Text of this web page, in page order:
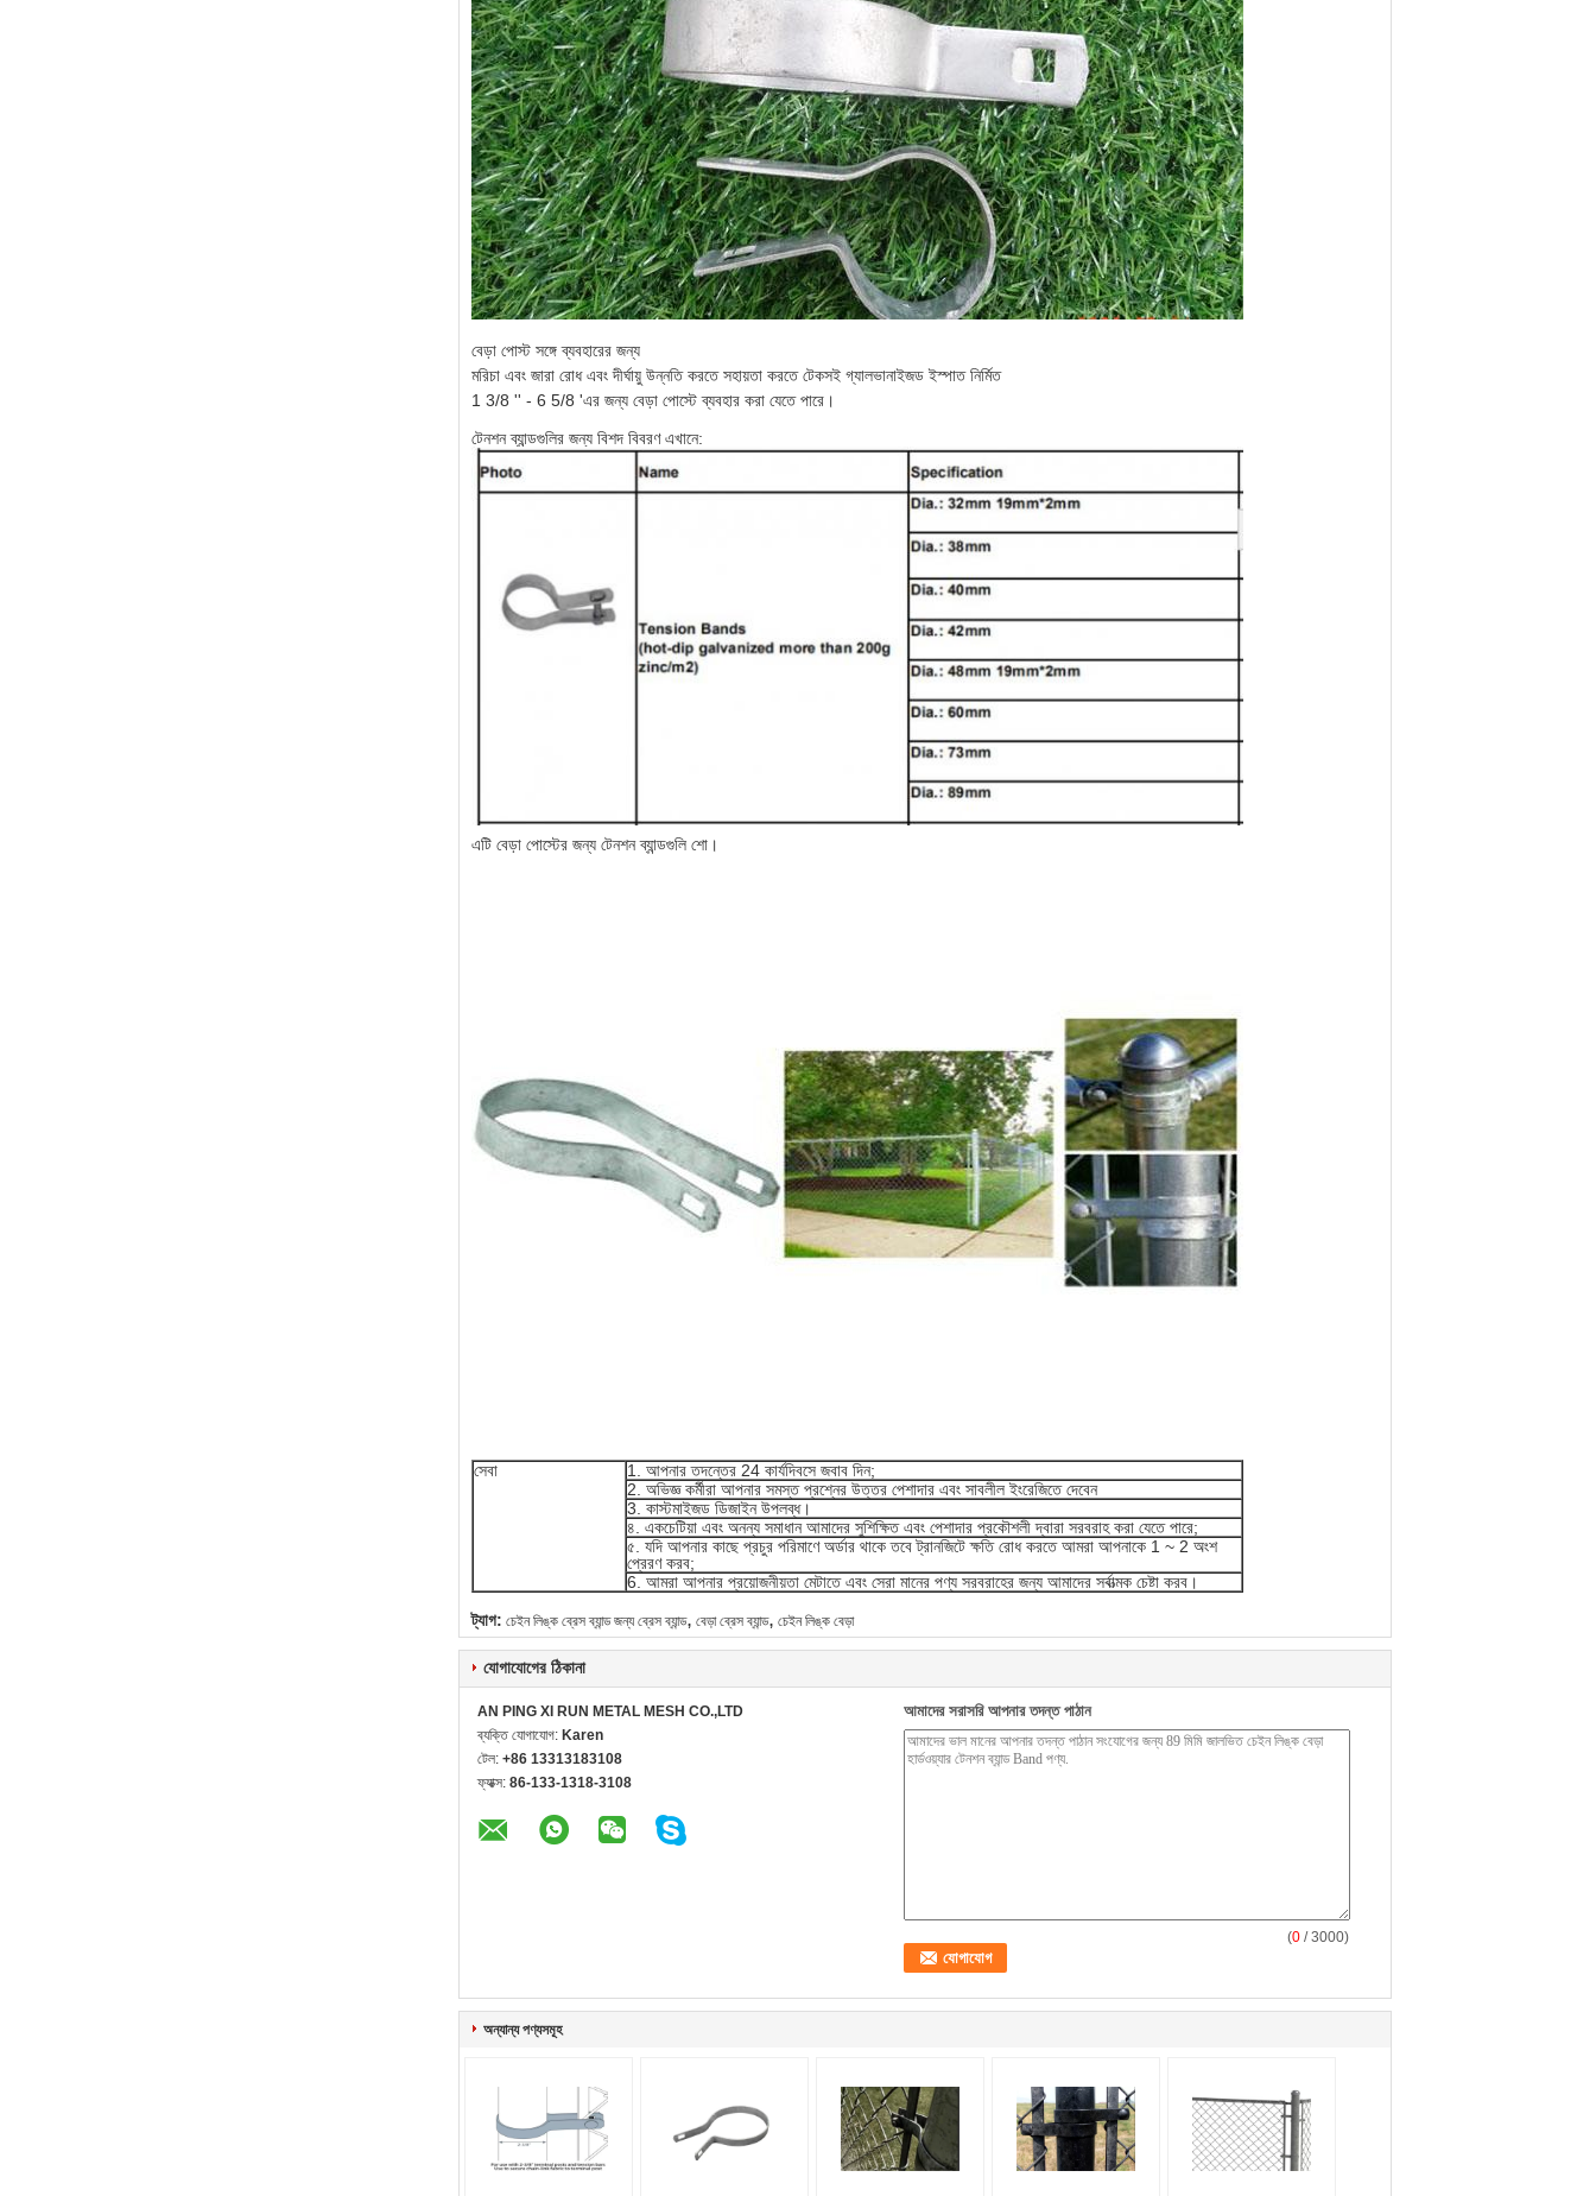
বেড়া পোস্ট সঙ্গে ব্যবহারের জন্য
মরিচা এবং জারা রোধ এবং দীর্ঘায়ু উন্নতি করতে সহায়তা করতে টেকসই গ্যালভানাইজড ইস্পাত নির্মিত
1 3/8 '' - 6 5/8 'এর জন্য বেড়া পোস্টে ব্যবহার করা যেতে পারে।
টেনশন ব্যান্ডগুলির জন্য বিশদ বিবরণ এখানে:
এটি বেড়া পোস্টের জন্য টেনশন ব্যান্ডগুলি শো।
সেবা
1. আপনার তদন্তের 24 কার্যদিবসে জবাব দিন;
2. অভিজ্ঞ কর্মীরা আপনার সমস্ত প্রশ্নের উত্তর পেশাদার এবং সাবলীল ইংরেজিতে দেবেন
3. কাস্টমাইজড ডিজাইন উপলব্ধ।
৪. একচেটিয়া এবং অনন্য সমাধান আমাদের সুশিক্ষিত এবং পেশাদার প্রকৌশলী দ্বারা সরবরাহ করা যেতে পারে;
৫. যদি আপনার কাছে প্রচুর পরিমাণে অর্ডার থাকে তবে ট্রানজিটে ক্ষতি রোধ করতে আমরা আপনাকে 1 ~ 2 অংশ
প্রেরণ করব;
6. আমরা আপনার প্রয়োজনীয়তা মেটাতে এবং সেরা মানের পণ্য সরবরাহের জন্য আমাদের সর্বাত্মক চেষ্টা করব।
ট্যাগ: চেইন লিঙ্ক ব্রেস ব্যান্ড জন্য ব্রেস ব্যান্ড, বেড়া ব্রেস ব্যান্ড, চেইন লিঙ্ক বেড়া
যোগাযোগের ঠিকানা
AN PING XI RUN METAL MESH CO.,LTD
ব্যক্তি যোগাযোগ: Karen
টেল: +86 13313183108
ফ্যাক্স: 86-133-1318-3108
আমাদের সরাসরি আপনার তদন্ত পাঠান
(0 / 3000)
অন্যান্য পণ্যসমূহ